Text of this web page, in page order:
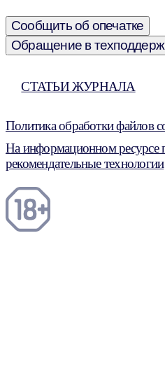
Сообщить об опечатке
Обращение в
СТАТЬИ ЖУРНАЛА
Политика обработки файлов
На информационном ресурсе
рекомендательные технологии